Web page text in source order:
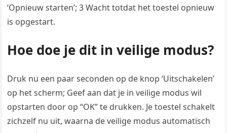
‘Opnieuw starten’; 3 Wacht totdat het toestel opnieuw
is opgestart.
Hoe doe je dit in veilige modus?
Druk nu een paar seconden op de knop ‘Uitschakelen’
op het scherm; Geef aan dat je in veilige modus wil
opstarten door op “OK” te drukken. Je toestel schakelt
zichzelf nu uit, waarna de veilige modus automatisch